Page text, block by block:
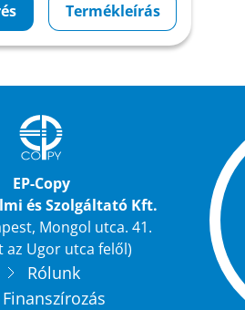
Termékleírás
EP-Copy
és Szolgáltató Kft.
Mongol utca. 41.
az Ugor utca felől)
Rólunk
Finanszírozás